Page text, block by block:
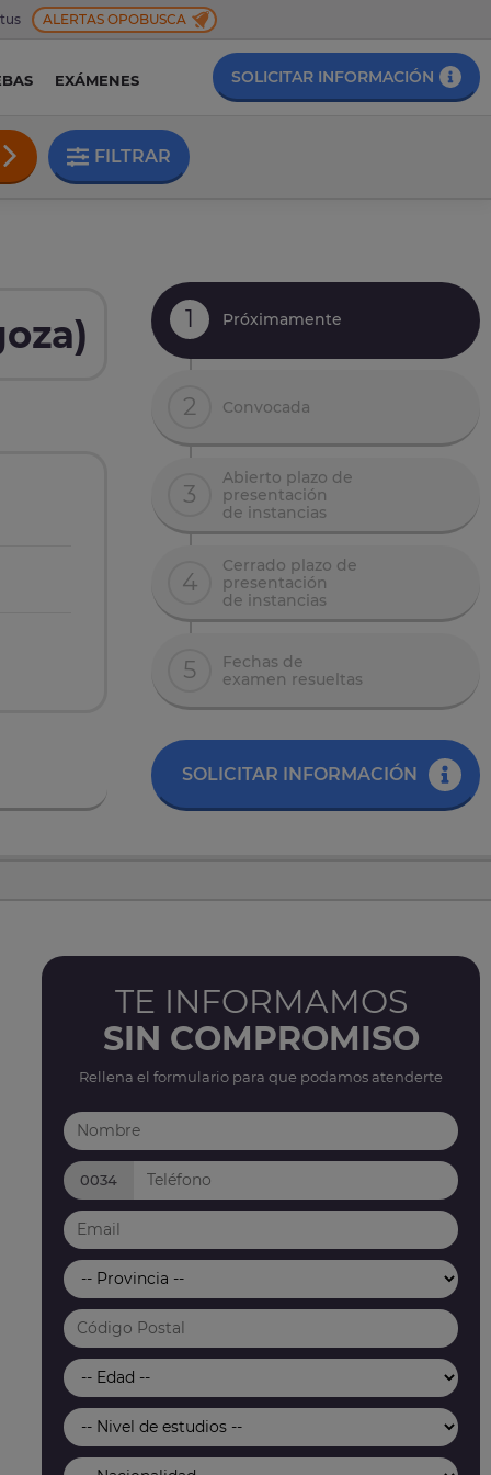
ALERTAS OPOBUSCA
EXÁMENES SOLICITAR INFORMACIÓN
FILTRAR
1 Próximamente
2 Convocada
3
Abierto plazo de
presentación
de instancias
4
Cerrado plazo de
presentación
de instancias
5
Fechas de
examen resueltas
SOLICITAR INFORMACIÓN
TE INFORMAMOS
SIN COMPROMISO
Rellena el formulario para que podamos atenderte
0034